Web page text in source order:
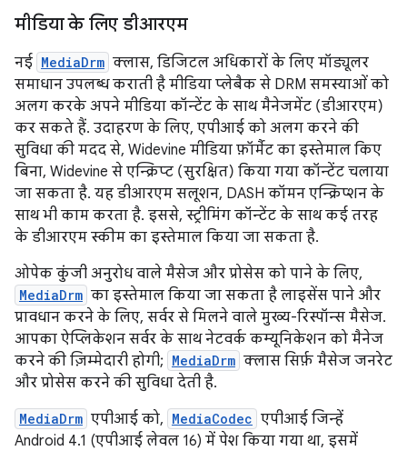
मीडिया के लिए डीआरएम
नई MediaDrm क्लास, डिजिटल अधिकारों के लिए मॉड्यूलर
समाधान उपलब्ध कराती है मीडिया प्लेबैक से DRM समस्याओं को
अलग करके अपने मीडिया कॉन्टेंट के साथ मैनेजमेंट (डीआरएम)
कर सकते हैं. उदाहरण के लिए, एपीआई को अलग करने की
सुविधा की मदद से, Widevine मीडिया फ़ॉर्मैट का इस्तेमाल किए
बिना, Widevine से एन्क्रिप्ट (सुरक्षित) किया गया कॉन्टेंट चलाया
जा सकता है. यह डीआरएम सलूशन, DASH कॉमन एन्क्रिप्शन के
साथ भी काम करता है. इससे, स्ट्रीमिंग कॉन्टेंट के साथ कई तरह
के डीआरएम स्कीम का इस्तेमाल किया जा सकता है.
ओपेक कुंजी अनुरोध वाले मैसेज और प्रोसेस को पाने के लिए,
MediaDrm का इस्तेमाल किया जा सकता है लाइसेंस पाने और
प्रावधान करने के लिए, सर्वर से मिलने वाले मुख्य-रिस्पॉन्स मैसेज.
आपका ऐप्लिकेशन सर्वर के साथ नेटवर्क कम्यूनिकेशन को मैनेज
करने की ज़िम्मेदारी होगी; MediaDrm क्लास सिर्फ़ मैसेज जनरेट
और प्रोसेस करने की सुविधा देती है.
MediaDrm एपीआई को, MediaCodec एपीआई जिन्हें
Android 4.1 (एपीआई लेवल 16) में पेश किया गया था, इसमें